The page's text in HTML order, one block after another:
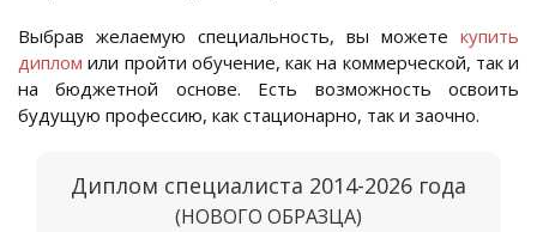
Выбрав желаемую специальность, вы можете купить
диплом или пройти обучение, как на коммерческой, так и
на бюджетной основе. Есть возможность освоить
будущую профессию, как стационарно, так и заочно.
Диплом специалиста 2014-2026 года
(НОВОГО ОБРАЗЦА)